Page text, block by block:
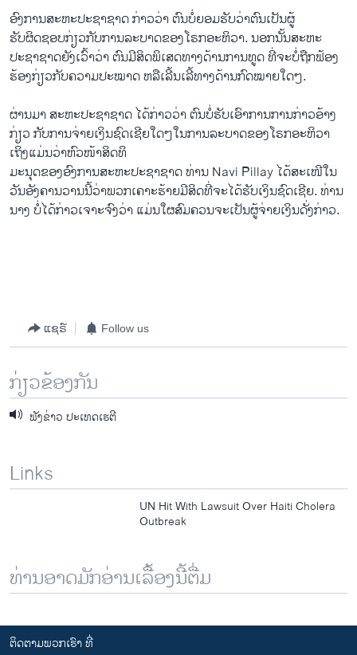
ອົງການສະຫະ​ປະຊາ​ຊາດ ​ກ່າວວ່າ ຕົນ​ບໍ່​ຍອມຮັບວ່າຕົນ​ເປັນ​ຜູ້​
ຮັບຜິດຊອບ​ກ່ຽວ​ກັບ​ການລະ​ບາດ​ຂອງ​ໂຣກອະຫິວາ. ນອກນັ້ນສະຫະ​
ປະຊາ​ຊາດ​ຍັງ​ເວົ້າວ່າ ຕົນ​ມີ​ສິດ​ພິ​ເສດ​ທາງ​ດ້ານ​ການ​ທູດ ທີ່​ຈະ​ບໍ່​ຖືກ​ຟ້ອງ​
ຮ້ອງ​ກ່ຽວ​ກັບ​ຄວາມ​ປະໝາດ ​ຫລື​ເລີ້ນ​ເລີ້ທາງ​ດ້ານ​ກົດໝາຍ​ໃດໆ.
​ຜ່ານ​ມາ ສະຫະ​ປະຊາ​ຊາດ ​ໄດ້​ກ່າວວ່າ ຕົນ​ບໍ່​ຮັບ​ເອົາ​ການການ​ກ່າວ​ອ້າງ​
ກ່ຽວ ກັບ​ການ​ຈ່າຍ​ເງິນ​ຊົດ​ເຊີຍ​ໃດໆ​ໃນ​ການລະ​ບາດ​ຂອງ​ໂຣກອະຫິວາ ​
ເຖິງ​ແມ່ນ​ວ່າ​ຫົວໜ້າສິດ​ທິ
ມະນຸດ​ຂອງ​ອົງການສະຫະ​ປະຊາ​ຊາດ ທ່ານ Navi Pillay ​ໄດ້​ສະ​ເໜີ​ໃນ​
ວັນ​ອັງຄານ​ວານ​ນີ້ວ່າພວກ​ເຄາະ​ຮ້າຍມີ​ສິດ​ທີ່​ຈະໄດ້​ຮັບເງິນ​ຊົດ​ເຊີຍ. ທ່ານ ​
ນາງ ບໍ່​ໄດ້​ກ່າ​ວ​ເຈາະ​ຈົງວ່າ ​ແມ່ນໃຜ​ສົມຄວນ​ຈະ​ເປັນ​ຜູ້ຈ່າ​ຍ​ເງິນ​ດັ່ງກ່າວ.
ແຊຣ໌ Follow us
ກ່ຽວຂ້ອງກັນ
ຟັງຂ່າວ ປະເທດເຮຕີ
Links
UN Hit With Lawsuit Over Haiti Cholera
Outbreak
ທ່ານອາດມັກອ່ານເລື້ອງນີ້ຕື່ມ
ຕິດຕາມພວກເຮົາ ທີ່